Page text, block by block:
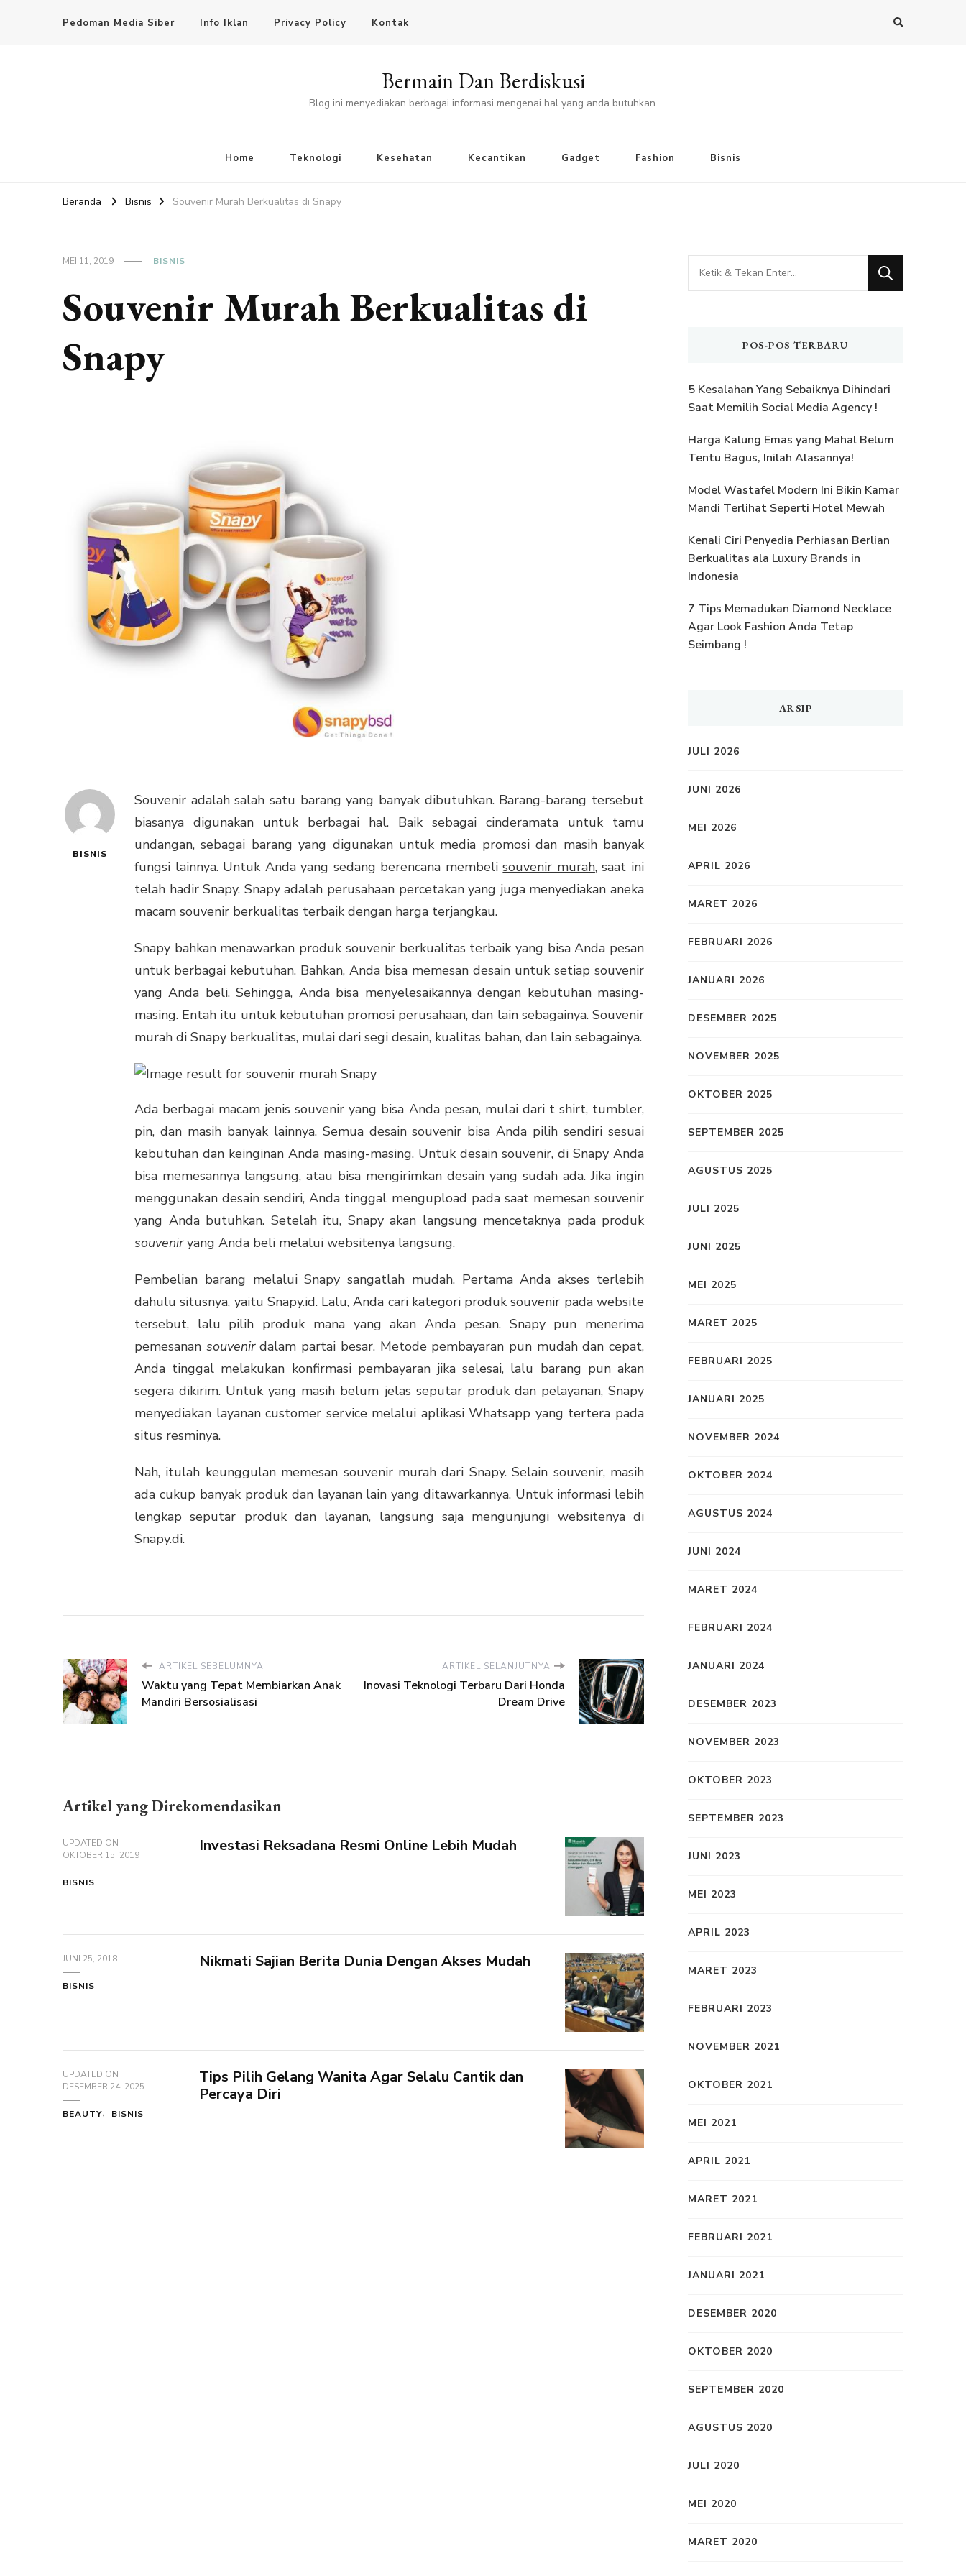
Pedoman Media Siber Info Iklan Privacy Policy Kontak
Bermain Dan Berdiskusi
Blog ini menyediakan berbagai informasi mengenai hal yang anda butuhkan.
Home Teknologi Kesehatan Kecantikan Gadget Fashion Bisnis
Beranda Bisnis Souvenir Murah Berkualitas di Snapy
MEI 11, 2019 BISNIS
Souvenir Murah Berkualitas di
Snapy
BISNIS
Souvenir adalah salah satu barang yang banyak dibutuhkan. Barang-barang tersebut
biasanya digunakan untuk berbagai hal. Baik sebagai cinderamata untuk tamu
undangan, sebagai barang yang digunakan untuk media promosi dan masih banyak
fungsi lainnya. Untuk Anda yang sedang berencana membelisouvenir murah, saat ini
telah hadir Snapy. Snapy adalah perusahaan percetakan yang juga menyediakan aneka
macam souvenir berkualitas terbaik dengan harga terjangkau.
Snapy bahkan menawarkan produk souvenir berkualitas terbaik yang bisa Anda pesan
untuk berbagai kebutuhan. Bahkan, Anda bisa memesan desain untuk setiap souvenir
yang Anda beli. Sehingga, Anda bisa menyelesaikannya dengan kebutuhan masing-
masing. Entah itu untuk kebutuhan promosi perusahaan, dan lain sebagainya. Souvenir
murah di Snapy berkualitas, mulai dari segi desain, kualitas bahan, dan lain sebagainya.
Ada berbagai macam jenis souvenir yang bisa Anda pesan, mulai dari t shirt, tumbler,
pin, dan masih banyak lainnya. Semua desain souvenir bisa Anda pilih sendiri sesuai
kebutuhan dan keinginan Anda masing-masing. Untuk desain souvenir, di Snapy Anda
bisa memesannya langsung, atau bisa mengirimkan desain yang sudah ada. Jika ingin
menggunakan desain sendiri, Anda tinggal mengupload pada saat memesan souvenir
yang Anda butuhkan. Setelah itu, Snapy akan langsung mencetaknya pada produk
souveniryang Anda beli melalui websitenya langsung.
Pembelian barang melalui Snapy sangatlah mudah. Pertama Anda akses terlebih
dahulu situsnya, yaitu Snapy.id. Lalu, Anda cari kategori produk souvenir pada website
tersebut, lalu pilih produk mana yang akan Anda pesan. Snapy pun menerima
pemesanan souvenirdalam partai besar. Metode pembayaran pun mudah dan cepat,
Anda tinggal melakukan konfirmasi pembayaran jika selesai, lalu barang pun akan
segera dikirim. Untuk yang masih belum jelas seputar produk dan pelayanan, Snapy
menyediakan layanan customer service melalui aplikasi Whatsapp yang tertera pada
situs resminya.
Nah, itulah keunggulan memesan souvenir murah dari Snapy. Selain souvenir, masih
ada cukup banyak produk dan layanan lain yang ditawarkannya. Untuk informasi lebih
lengkap seputar produk dan layanan, langsung saja mengunjungi websitenya di
Snapy.di.
ARTIKEL SEBELUMNYA
Waktu yang Tepat Membiarkan Anak
Mandiri Bersosialisasi
ARTIKEL SELANJUTNYA
Inovasi Teknologi Terbaru Dari Honda
Dream Drive
Artikel yang Direkomendasikan
UPDATED ON
OKTOBER 15, 2019
BISNIS
Investasi Reksadana Resmi Online Lebih Mudah
JUNI 25, 2018
BISNIS
Nikmati Sajian Berita Dunia Dengan Akses Mudah
UPDATED ON
DESEMBER 24, 2025
BEAUTY BISNIS
Tips Pilih Gelang Wanita Agar Selalu Cantik dan
Percaya Diri
Mencari
Sesuatu?
POS-POS TERBARU
5 Kesalahan Yang Sebaiknya Dihindari
Saat Memilih Social Media Agency !
Harga Kalung Emas yang Mahal Belum
Tentu Bagus, Inilah Alasannya!
Model Wastafel Modern Ini Bikin Kamar
Mandi Terlihat Seperti Hotel Mewah
Kenali Ciri Penyedia Perhiasan Berlian
Berkualitas ala Luxury Brands in
Indonesia
7 Tips Memadukan Diamond Necklace
Agar Look Fashion Anda Tetap
Seimbang !
ARSIP
JULI 2026
JUNI 2026
MEI 2026
APRIL 2026
MARET 2026
FEBRUARI 2026
JANUARI 2026
DESEMBER 2025
NOVEMBER 2025
OKTOBER 2025
SEPTEMBER 2025
AGUSTUS 2025
JULI 2025
JUNI 2025
MEI 2025
MARET 2025
FEBRUARI 2025
JANUARI 2025
NOVEMBER 2024
OKTOBER 2024
AGUSTUS 2024
JUNI 2024
MARET 2024
FEBRUARI 2024
JANUARI 2024
DESEMBER 2023
NOVEMBER 2023
OKTOBER 2023
SEPTEMBER 2023
JUNI 2023
MEI 2023
APRIL 2023
MARET 2023
FEBRUARI 2023
NOVEMBER 2021
OKTOBER 2021
MEI 2021
APRIL 2021
MARET 2021
FEBRUARI 2021
JANUARI 2021
DESEMBER 2020
OKTOBER 2020
SEPTEMBER 2020
AGUSTUS 2020
JULI 2020
MEI 2020
MARET 2020